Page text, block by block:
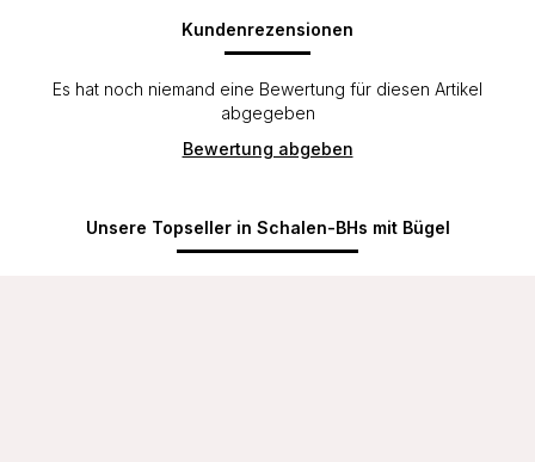
Kundenrezensionen
Es hat noch niemand eine Bewertung für diesen Artikel
abgegeben
Bewertung abgeben
Unsere Topseller in Schalen-BHs mit Bügel